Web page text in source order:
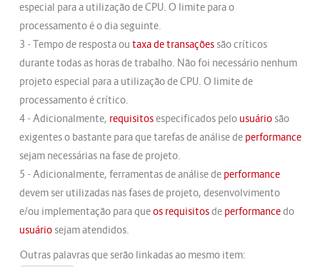
especial para a utilização de CPU. O limite para o
processamento é o dia seguinte.
3 - Tempo de resposta ou taxa de transaçõessão críticos
durante todas as horas de trabalho. Não foi necessário nenhum
projeto especial para a utilização de CPU. O limite de
processamento é crítico.
4 - Adicionalmente, requisitosespecificados pelo usuáriosão
exigentes o bastante para que tarefas de análise de performance
sejam necessárias na fase de projeto.
5 - Adicionalmente, ferramentas de análise de performance
devem ser utilizadas nas fases de projeto, desenvolvimento
e/ou implementação para queos requisitosde performancedo
usuáriosejam atendidos.
Outras palavras que serão linkadas ao mesmo item: